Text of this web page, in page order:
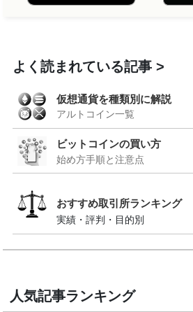
よく読まれている記事
仮想通貨を種類別に解説
アルトコイン一覧
ビットコインの買い方
始め方手順と注意点
おすすめ取引所ランキング
実績・評判・目的別
人気記事ランキング